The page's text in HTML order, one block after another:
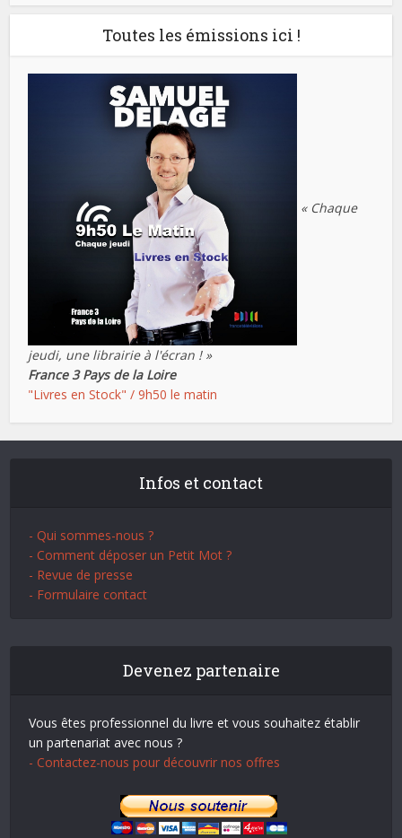
Toutes les émissions ici !
« Chaque
jeudi, une librairie à l'écran ! »
France 3 Pays de la Loire
"Livres en Stock" / 9h50 le matin
Infos et contact
- Qui sommes-nous ?
- Comment déposer un Petit Mot ?
- Revue de presse
- Formulaire contact
Devenez partenaire
Vous êtes professionnel du livre et vous souhaitez établir
un partenariat avec nous ?
- Contactez-nous pour découvrir nos offres